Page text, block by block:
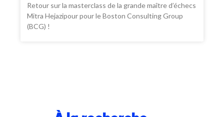
Retour sur la masterclass de la grande maître d’échecs
Mitra Hejazipour pour le Boston Consulting Group
(BCG) !